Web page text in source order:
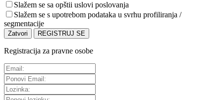
Slažem se sa opštii uslovi poslovanja
Slažem se s upotrebom podataka u svrhu profiliranja /
segmentacije
Zatvori REGISTRUJ SE
Registracija za pravne osobe